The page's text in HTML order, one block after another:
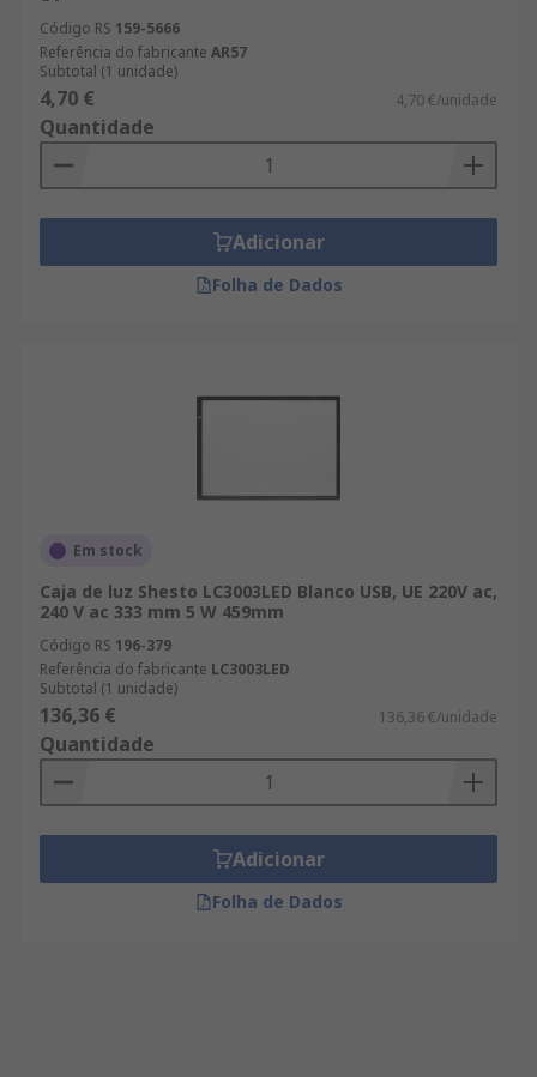
Código RS 159-5666
Referência do fabricante AR57
Subtotal (1 unidade)
4,70 € 4,70 €/unidade
Quantidade
Adicionar
Folha de Dados
Em stock
Caja de luz Shesto LC3003LED Blanco USB, UE 220V ac,
240 V ac 333 mm 5 W 459mm
Código RS 196-379
Referência do fabricante LC3003LED
Subtotal (1 unidade)
136,36 € 136,36 €/unidade
Quantidade
Adicionar
Folha de Dados